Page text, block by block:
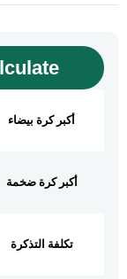
أكبر كرة بيضاء
أكبر كرة ضخمة
تكلفة التذكرة